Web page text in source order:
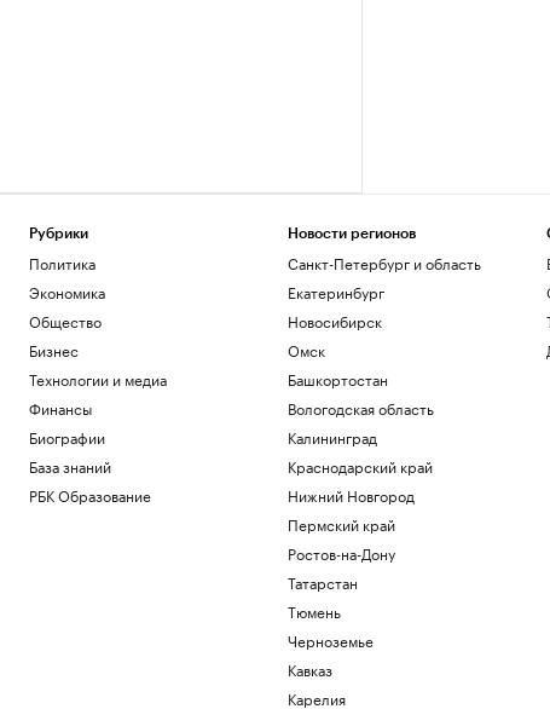
Рубрики
Политика
Экономика
Общество
Бизнес
Технологии и медиа
Финансы
Биографии
База знаний
РБК Образование
Новости регионов
Санкт-Петербург и область
Екатеринбург
Новосибирск
Омск
Башкортостан
Вологодская область
Калининград
Краснодарский край
Нижний Новгород
Пермский край
Ростов-на-Дону
Татарстан
Тюмень
Черноземье
Кавказ
Карелия